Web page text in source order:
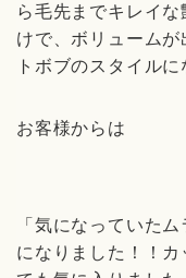
ら毛先までキレイ
けで、ボリューム
トボブのスタイルに
お客様からは
「気になっていた
になりました！！